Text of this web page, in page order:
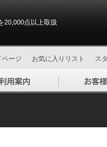
20,000点以上取扱
ページ お気に入りリスト ス